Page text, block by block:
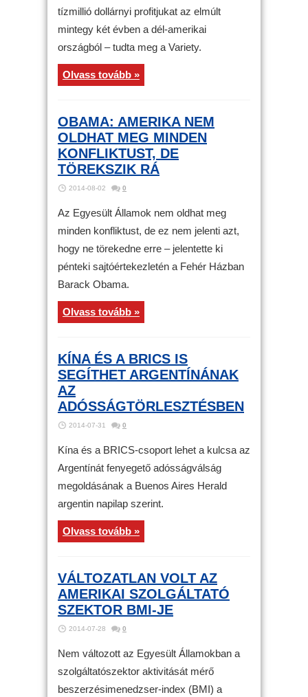
tízmillió dollárnyi profitjukat az elmúlt
mintegy két évben a dél-amerikai
országból – tudta meg a Variety.
Olvass tovább »
OBAMA: AMERIKA NEM
OLDHAT MEG MINDEN
KONFLIKTUST, DE
TÖREKSZIK RÁ
2014-08-02 0
Az Egyesült Államok nem oldhat meg
minden konfliktust, de ez nem jelenti azt,
hogy ne törekedne erre – jelentette ki
pénteki sajtóértekezletén a Fehér Házban
Barack Obama.
Olvass tovább »
KÍNA ÉS A BRICS IS
SEGÍTHET ARGENTÍNÁNAK
AZ
ADÓSSÁGTÖRLESZTÉSBEN
2014-07-31 0
Kína és a BRICS-csoport lehet a kulcsa az
Argentínát fenyegető adósságválság
megoldásának a Buenos Aires Herald
argentin napilap szerint.
Olvass tovább »
VÁLTOZATLAN VOLT AZ
AMERIKAI SZOLGÁLTATÓ
SZEKTOR BMI-JE
2014-07-28 0
Nem változott az Egyesült Államokban a
szolgáltatószektor aktivitását mérő
beszerzésimenedzser-index (BMI) a